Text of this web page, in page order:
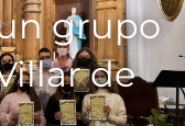
grupo
de